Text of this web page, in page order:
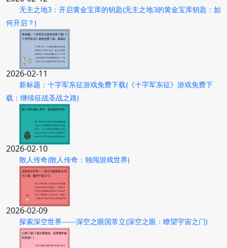
无主之地3：开启黄金宝库的钥匙(无主之地3的黄金宝库钥匙：如
何开启？)
2026-02-11
新标题：十字军东征游戏免费下载(《十字军东征》游戏免费下
载：继续征战圣战之路)
2026-02-10
散人传奇(散人传奇：独闯游戏世界)
2026-02-09
探索深空世界——深空之眼国常立(深空之眼：瞭望宇宙之门)